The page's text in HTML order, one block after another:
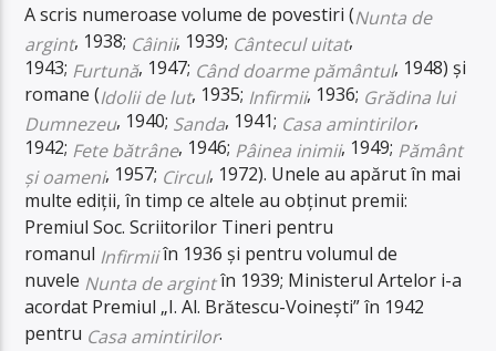
A scris numeroase volume de povestiri (Nunta de
argint, 1938; Câinii, 1939; Cântecul uitat,
1943; Furtună, 1947; Când doarme pământul, 1948) și
romane (Idolii de lut, 1935; Infirmii, 1936; Grădina lui
Dumnezeu, 1940; Sanda, 1941; Casa amintirilor,
1942; Fete bătrâne, 1946; Pâinea inimii, 1949; Pământ
și oameni, 1957; Circul, 1972). Unele au apărut în mai
multe ediții, în timp ce altele au obținut premii:
Premiul Soc. Scriitorilor Tineri pentru
romanul Infirmiiîn 1936 și pentru volumul de
nuvele Nunta de argintîn 1939; Ministerul Artelor i-a
acordat Premiul „I. Al. Brătescu-Voinești” în 1942
pentru Casa amintirilor.